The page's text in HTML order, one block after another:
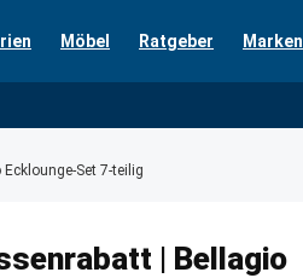
Möbel Ratgeber Marken
Set 7-teilig
| Bellagio